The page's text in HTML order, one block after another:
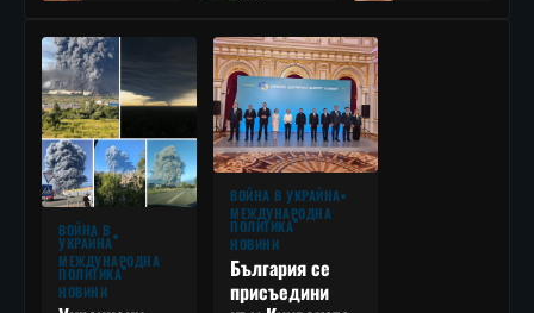
ВОЙНА В
УКРАЙНА
МЕЖДУНАРОДНА
ПОЛИТИКА
НОВИНИ
ВОЙНА В УКРАЙНА
МЕЖДУНАРОДНА
ПОЛИТИКА
НОВИНИ
България се
присъедини